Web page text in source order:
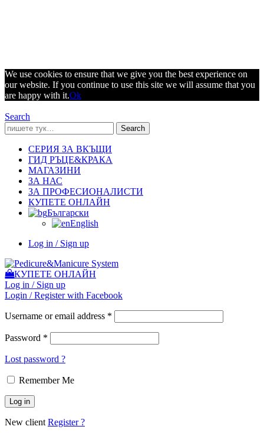
We use cookies to ensure that we give you the best experience on
our website. If you continue to use this site we will assume that you
are happy with it.Ok
Search
Search
СЕРИЯ ЗА ВКЪЩИ
ГИД РЪЦЕ&КРАКА
МАГАЗИНИ
ЗА НАС
ЗА ПРОФЕСИОНАЛИСТИ
КУПЕТЕ ОНЛАЙН
Български
English
Log in / Sign up
КУПЕТЕ ОНЛАЙН
Log in / Sign up
Login / Register with Facebook
Username or email address *
Password *
Lost password ?
Remember Me
Log in
New client Register ?